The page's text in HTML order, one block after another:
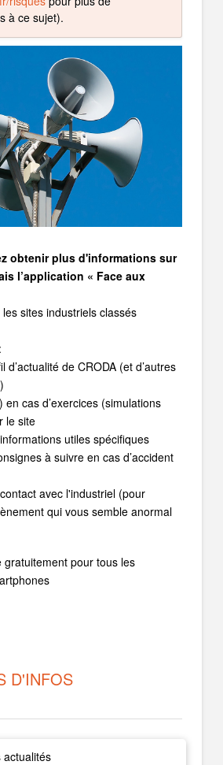
à ce sujet).
obtenir plus d'informations sur
l’application « Face aux
sites industriels classés
d’actualité de CRODA (et d’autres
en cas d’exercices (simulations
le site
utiles spécifiques
à suivre en cas d’accident
avec l'industriel (pour
qui vous semble anormal
gratuitement pour tous les
D'INFOS
actualités